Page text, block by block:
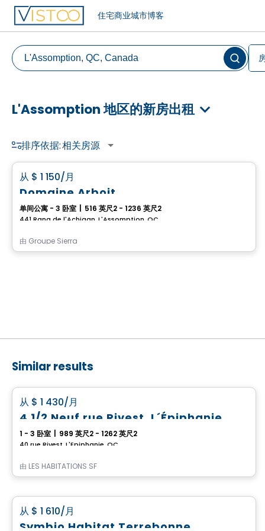
住宅商业城市博客
L'Assomption 地区的新房出租
排序依据:相关房源
从 $ 1 150/月
Domaine Arboit
单间公寓 - 3 卧室 516 英尺2 - 1236 英尺2
441 Rang de l'Achigan, L'Assomption, QC
由 Groupe Sierra
Similar results
从 $ 1 430/月
4 1/2 Neuf rue Rivest, L´Épiphanie
1 - 3 卧室 989 英尺2 - 1262 英尺2
40 rue Rivest, L'Epiphanie, QC
由 LES HABITATIONS SF
公寓
从 $ 1 610/月
Symbio Habitat Terrebonne